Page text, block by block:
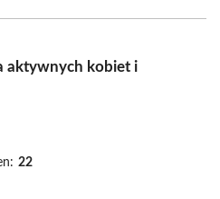
aktywnych kobiet i
22